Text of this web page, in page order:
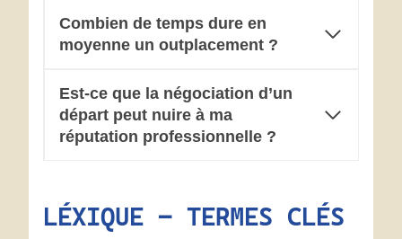
Combien de temps dure en
moyenne un outplacement ?
Est-ce que la négociation d’un
départ peut nuire à ma
réputation professionnelle ?
LÉXIQUE – TERMES CLÉS